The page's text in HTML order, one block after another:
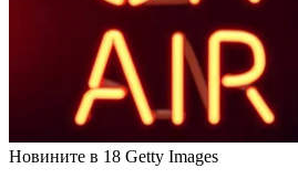
Новините в 18 Getty Images